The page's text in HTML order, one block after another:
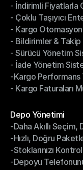
Gönderim Yönetimi
- İndirimli Fiyatlarla
- İndirimli Fiyatlarla
- Çoklu Taşıyıcı
- Çoklu Taşıyıcı
- Kargo
- Kargo Otomasyonu
- Bildirimler & Takip
- Bildirimler & Takip
- Sürücü Yönetim
- Sürücü Yönetim
- İade Yönetim
- İade Yönetim
-Kargo Performans
-Kargo
- Kargo Faturaları
Depo Yönetimi
Depo Yönetimi
-Daha Akıllı Seçim,
-Daha Akıllı
-Hızlı, Doğru
-Hızlı, Doğru
-Stoklarınızı
-Stoklarınızı
-Depoyu